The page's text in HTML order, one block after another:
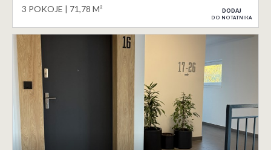
3 POKOJE 71,78 M² DODAJ
DO NOTATNIKA